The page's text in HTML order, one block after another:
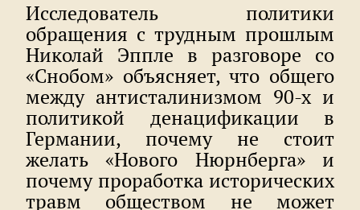
Исследователь политики
обращения с трудным прошлым
Николай Эппле в разговоре со
«Снобом» объясняет, что общего
между антисталинизмом 90-х и
политикой денацификации в
Германии, почему не стоит
желать «Нового Нюрнберга» и
почему проработка исторических
травм обществом не может